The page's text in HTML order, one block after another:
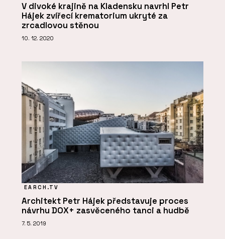
V divoké krajině na Kladensku navrhl Petr
Hájek zvířecí krematorium ukryté za
zrcadlovou stěnou
10. 12. 2020
EARCH.TV
Architekt Petr Hájek představuje proces
návrhu DOX+ zasvěceného tanci a hudbě
7. 5. 2019